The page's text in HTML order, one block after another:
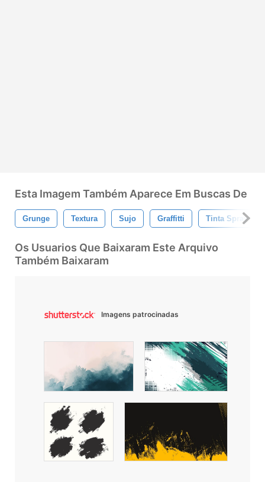
Esta Imagem Também Aparece Em Buscas De
Grunge Textura Sujo Graffitti Tinta Spray
Os Usuarios Que Baixaram Este Arquivo
Também Baixaram
Imagens patrocinadas